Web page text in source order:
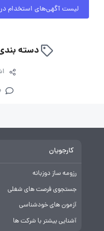
لیست آگهی‌های استخدام در
دسته
کارجویان
رزومه ساز دوزبانه
جستجوی فرصت های شغلی
آزمون های خودشناسی
آشنایی بیشتر با شرکت ها